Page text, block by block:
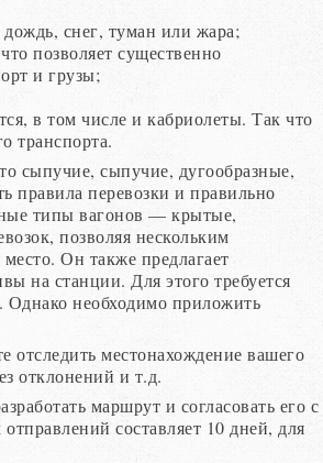
снег, туман или жара;
позволяет существенно
и грузы;
в том числе и кабриолеты. Так что
транспорта.
сыпучие, сыпучие, дугообразные,
правила перевозки и правильно
типы вагонов — крытые,
позволяя нескольким
Он также предлагает
на станции. Для этого требуется
Однако необходимо приложить
местонахождение вашего
отклонений и т.д.
маршрут и согласовать его с
составляет 10 дней, для